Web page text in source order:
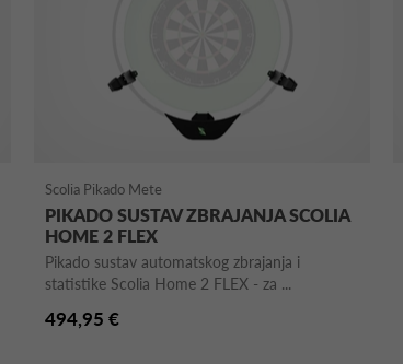
Scolia Pikado Mete
PIKADO SUSTAV ZBRAJANJA SCOLIA
HOME 2 FLEX
Pikado sustav automatskog zbrajanja i
statistike Scolia Home 2 FLEX - za ...
494,95 €